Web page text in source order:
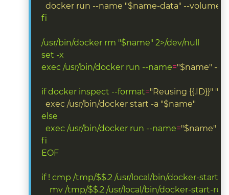
docker run --name "$name-data" --
fi
/usr/bin/docker rm "$name" 2>/dev/null
set -x
exec /usr/bin/docker run --name="$name" --
if docker inspect --format=
  exec /usr/bin/docker start -a "$name"
else
exec /usr/bin/docker run --name="$name" --
fi
EOF
if ! cmp /tmp/$$.2 /usr/local/bin/docker-start-
mv /tmp/$$.2 /usr/local/bin/docker-start-run